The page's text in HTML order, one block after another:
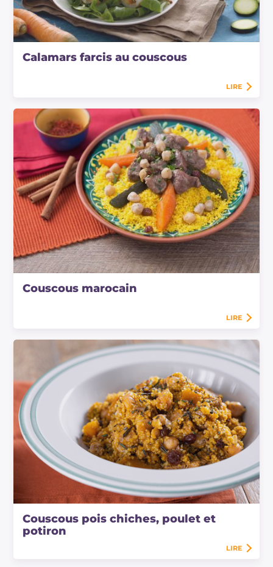
Calamars farcis au couscous
LIRE
Couscous marocain
LIRE
Couscous pois chiches, poulet et
potiron
LIRE